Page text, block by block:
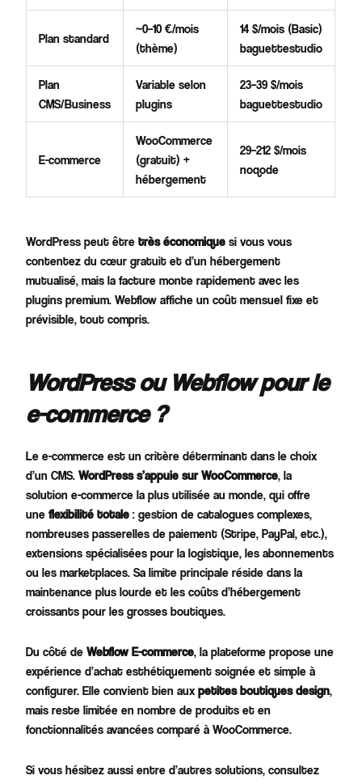
Plan standard
~0–10 €/mois
(thème)
14 $/mois (Basic)
baguettestudio
Plan
CMS/Business
Variable selon
plugins
23–39 $/mois
baguettestudio
E-commerce
WooCommerce
(gratuit) +
hébergement
29–212 $/mois
noqode
WordPress peut êtretrès économique si vous vous
contentez du cœur gratuit et d’un hébergement
mutualisé, mais la facture monte rapidement avec les
plugins premium. Webflow affiche un coût mensuel fixe et
prévisible, tout compris.
WordPress ou Webflow pour le
e-commerce ?
Le e-commerce est un critère déterminant dans le choix
d’un CMS.WordPress s’appuie sur WooCommerce , la
solution e-commerce la plus utilisée au monde, qui offre
uneflexibilité totale : gestion de catalogues complexes,
nombreuses passerelles de paiement (Stripe, PayPal, etc.),
extensions spécialisées pour la logistique, les abonnements
ou les marketplaces. Sa limite principale réside dans la
maintenance plus lourde et les coûts d’hébergement
croissants pour les grosses boutiques.
Du côté deWebflow E-commerce, la plateforme propose une
expérience d’achat esthétiquement soignée et simple à
configurer. Elle convient bien auxpetites boutiques design,
mais reste limitée en nombre de produits et en
fonctionnalités avancées comparé à WooCommerce.
Si vous hésitez aussi entre d’autres solutions, consultez